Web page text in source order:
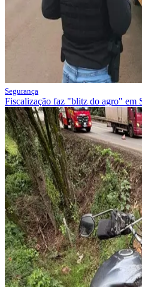
Segurança
Fiscalização faz "blitz do agro" em